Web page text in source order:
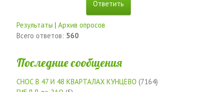
Результаты | Архив опросов
Всего ответов: 560
Последние сообщения
СНОС В 47 И 48 КВАРТАЛАХ КУНЦЕВО (7164)